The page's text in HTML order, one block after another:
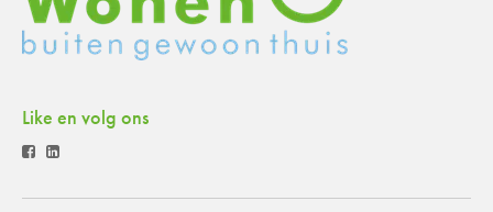
Like en volg ons